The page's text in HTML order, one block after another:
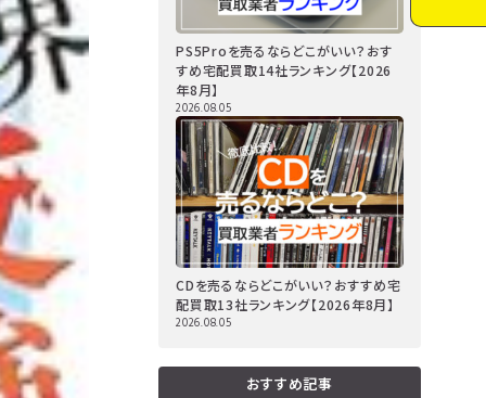
PS5Proを売るならどこがいい？おす
すめ宅配買取14社ランキング【2026
年8月】
2026.08.05
CDを売るならどこがいい？おすすめ宅
配買取13社ランキング【2026年8月】
2026.08.05
おすすめ記事